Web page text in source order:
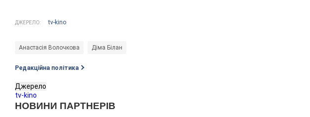
ДЖЕРЕЛО: tv-kino
Анастасія Волочкова Діма Білан
Редакційна політика
Джерело
tv-kino